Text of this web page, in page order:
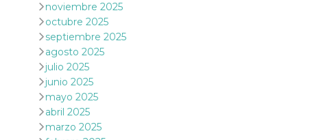
noviembre 2025
octubre 2025
septiembre 2025
agosto 2025
julio 2025
junio 2025
mayo 2025
abril 2025
marzo 2025